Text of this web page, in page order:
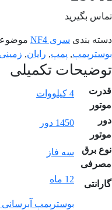
تماس بگیرید
دسته بندی سری NF4
بوسترپمپ, پمپ, رایان, زمینی
توضیحات تکمیلی
قدرت
موتور
4 کیلووات
دور
موتور
1450 دور
نوع برق
مصرفی
سه فاز
گارانتی 12 ماه
بوسترپمپ